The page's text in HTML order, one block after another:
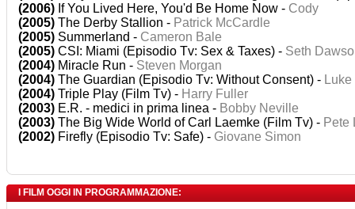
(2006) If You Lived Here, You'd Be Home Now - Cody
(2005) The Derby Stallion - Patrick McCardle
(2005) Summerland - Cameron Bale
(2005) CSI: Miami (Episodio Tv: Sex & Taxes) - Seth
(2004) Miracle Run - Steven Morgan
(2004) The Guardian (Episodio Tv: Without Consent) -
(2004) Triple Play (Film Tv) - Harry Fuller
(2003) E.R. - medici in prima linea - Bobby Neville
(2003) The Big Wide World of Carl Laemke (Film Tv) - Pete
(2002) Firefly (Episodio Tv: Safe) - Giovane Simon
I FILM OGGI IN PROGRAMMAZIONE: